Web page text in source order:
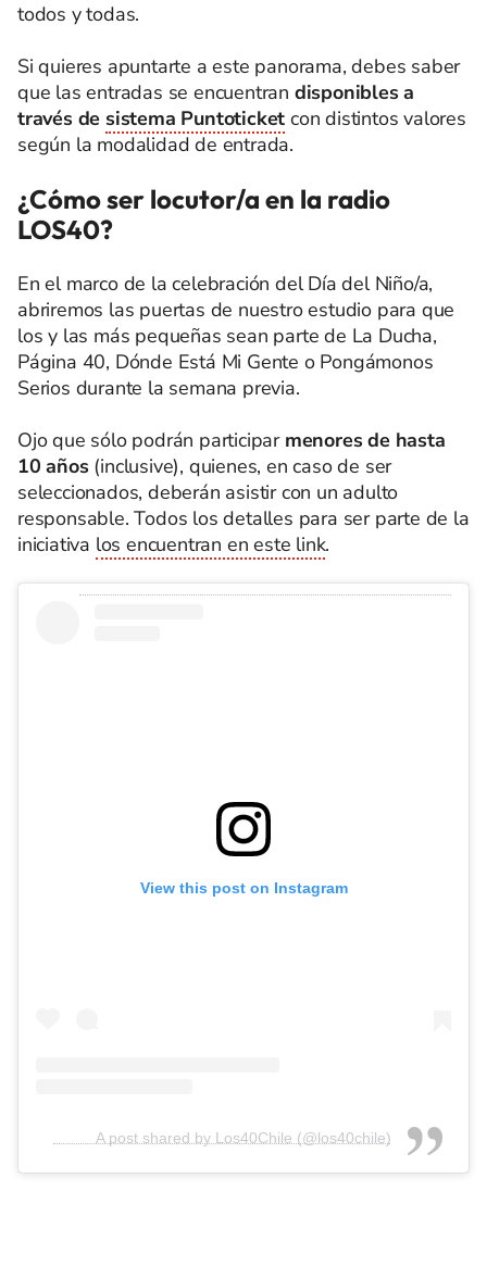
todos y todas.
Si quieres apuntarte a este panorama, debes saber
que las entradas se encuentran disponibles a
través de sistema Puntoticket con distintos valores
según la modalidad de entrada.
¿Cómo ser locutor/a en la radio
LOS40?
En el marco de la celebración del Día del Niño/a,
abriremos las puertas de nuestro estudio para que
los y las más pequeñas sean parte de La Ducha,
Página 40, Dónde Está Mi Gente o Pongámonos
Serios durante la semana previa.
Ojo que sólo podrán participar menores de hasta
10 años(inclusive), quienes, en caso de ser
seleccionados, deberán asistir con un adulto
responsable. Todos los detalles para ser parte de la
iniciativa los encuentran en este link.
View this post on Instagram
A post shared by Los40Chile (@los40chile)